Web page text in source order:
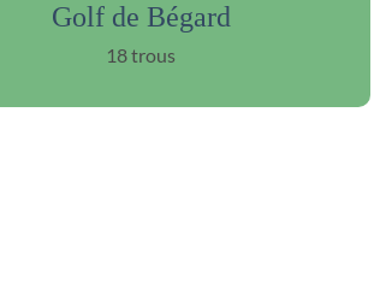
Golf de Bégard
18 trous